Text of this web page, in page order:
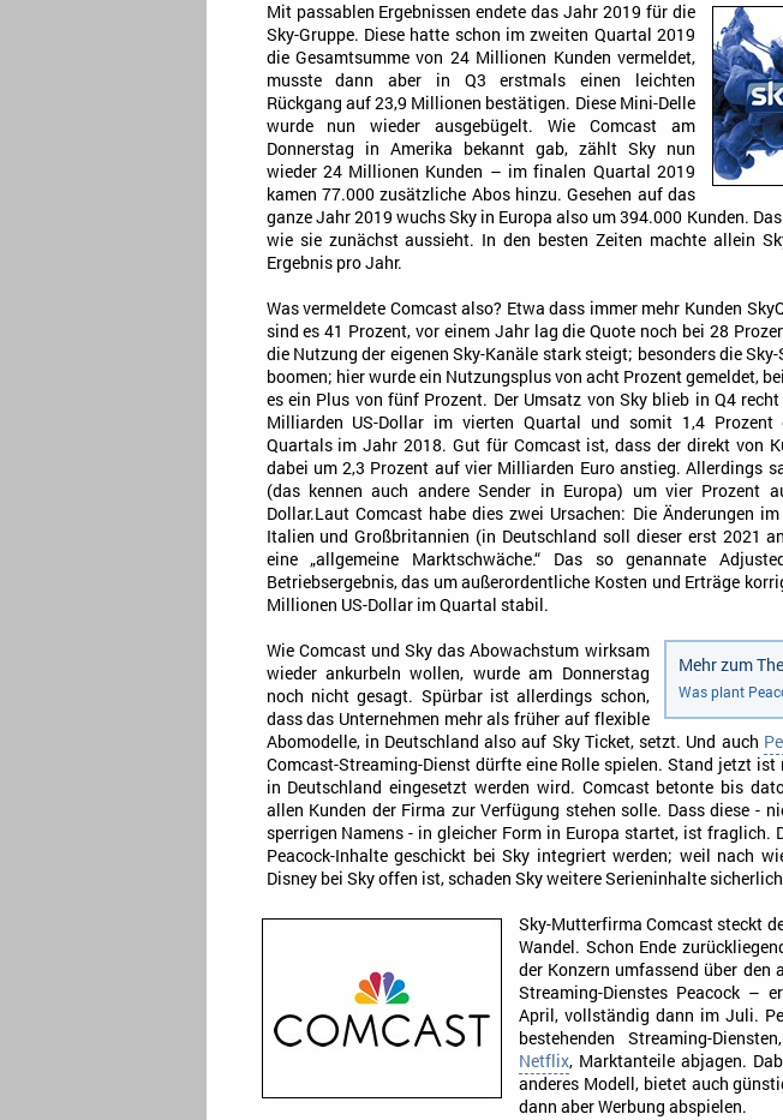
Mit passablen Ergebnissen endete das Jahr 2019 für die
Sky-Gruppe. Diese hatte schon im zweiten Quartal 2019
die Gesamtsumme von 24 Millionen Kunden vermeldet,
musste dann aber in Q3 erstmals einen leichten
Rückgang auf 23,9 Millionen bestätigen. Diese Mini-Delle
wurde nun wieder ausgebügelt. Wie Comcast am
Donnerstag in Amerika bekannt gab, zählt Sky nun
wieder 24 Millionen Kunden – im finalen Quartal 2019
kamen 77.000 zusätzliche Abos hinzu. Gesehen auf das
ganze Jahr 2019 wuchs Sky in Europa also um 394.000 Kunden.
wie sie zunächst aussieht. In den besten Zeiten machte allein
Ergebnis pro Jahr.
Was vermeldete Comcast also? Etwa dass immer mehr Kunden
sind es 41 Prozent, vor einem Jahr lag die Quote noch bei 28
die Nutzung der eigenen Sky-Kanäle stark steigt; besonders die
boomen; hier wurde ein Nutzungsplus von acht Prozent gemeldet,
es ein Plus von fünf Prozent. Der Umsatz von Sky blieb in Q4
Milliarden US-Dollar im vierten Quartal und somit 1,4 Prozent
Quartals im Jahr 2018. Gut für Comcast ist, dass der direkt von
dabei um 2,3 Prozent auf vier Milliarden Euro anstieg. Allerdings
(das kennen auch andere Sender in Europa) um vier Prozent
Dollar.Laut Comcast habe dies zwei Ursachen: Die Änderungen
Italien und Großbritannien (in Deutschland soll dieser erst 2021
eine „allgemeine Marktschwäche.“ Das so genannate
Betriebsergebnis, das um außerordentliche Kosten und Erträge
Millionen US-Dollar im Quartal stabil.
Mehr zum
Was plant
Wie Comcast und Sky das Abowachstum wirksam
wieder ankurbeln wollen, wurde am Donnerstag
noch nicht gesagt. Spürbar ist allerdings schon,
dass das Unternehmen mehr als früher auf flexible
Abomodelle, in Deutschland also auf Sky Ticket, setzt. Und auch
Comcast-Streaming-Dienst dürfte eine Rolle spielen. Stand jetzt ist
in Deutschland eingesetzt werden wird. Comcast betonte bis
allen Kunden der Firma zur Verfügung stehen solle. Dass diese -
sperrigen Namens - in gleicher Form in Europa startet, ist fraglich.
Peacock-Inhalte geschickt bei Sky integriert werden; weil nach
Disney bei Sky offen ist, schaden Sky weitere Serieninhalte
Sky-Mutterfirma Comcast steckt
Wandel. Schon Ende
der Konzern umfassend über den
Streaming-Dienstes Peacock –
April, vollständig dann im Juli.
bestehenden Streaming-
Netflix, Marktanteile abjagen.
anderes Modell, bietet auch
dann aber Werbung abspielen.